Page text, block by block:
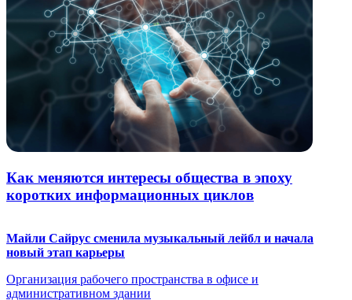
Как меняются интересы общества в эпоху
коротких информационных циклов
Майли Сайрус сменила музыкальный лейбл и начала
новый этап карьеры
Организация рабочего пространства в офисе и
административном здании